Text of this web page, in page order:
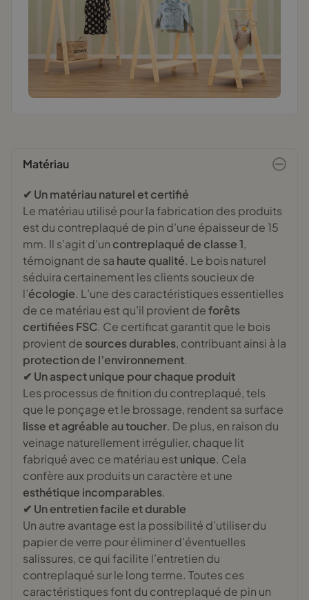
Matériau
✔ Un matériau naturel et certifié
Le matériau utilisé pour la fabrication des produits
est du contreplaqué de pin d’une épaisseur de 15
mm. Il s’agit d’un contreplaqué de classe 1,
témoignant de sa haute qualité. Le bois naturel
séduira certainement les clients soucieux de
l’écologie. L’une des caractéristiques essentielles
de ce matériau est qu’il provient deforêts
certifiées FSC. Ce certificat garantit que le bois
provient de sources durables, contribuant ainsi à la
protection de l’environnement.
✔ Un aspect unique pour chaque produit
Les processus de finition du contreplaqué, tels
que le ponçage et le brossage, rendent sa surface
lisse et agréable au toucher. De plus, en raison du
veinage naturellement irrégulier, chaque lit
fabriqué avec ce matériau est unique. Cela
confère aux produits un caractère et une
esthétique incomparables.
✔ Un entretien facile et durable
Un autre avantage est la possibilité d’utiliser du
papier de verre pour éliminer d’éventuelles
salissures, ce qui facilite l’entretien du
contreplaqué sur le long terme. Toutes ces
caractéristiques font du contreplaqué de pin un